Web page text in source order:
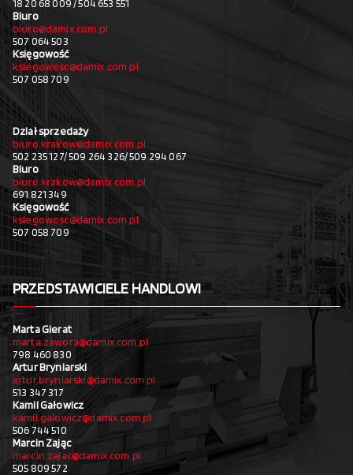
18 20 68 009 / 504 653 551
Biuro
biuro@damix.com.pl
507 064 503
Księgowość
ksiegowosc@damix.com.pl
507 058 709
Dział sprzedaży
biuro.krakow@damix.com.pl
502 235 127/ 509 264 326/ 509 294 067
Biuro
biuro.krakow@damix.com.pl
691 821 349
Księgowość
ksiegowosc@damix.com.pl
507 058 709
PRZEDSTAWICIELE HANDLOWI
Marta Gierat
marta.zawora@damix.com.pl
798 460 830
Artur Bryniarski
artur.bryniarski@damix.com.pl
513 347 317
Kamil Gałowicz
kamil.galowicz@damix.com.pl
506 744 510
Marcin Zając
marcin.zajac@damix.com.pl
505 809 572